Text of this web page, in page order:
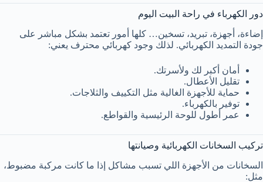
دور الكهرباء في راحة البيت اليوم
إضاءة، أجهزة، تبريد، تسخين… كلها أمور تعتمد بشكل مباشر على
جودة التمديد الكهربائي. لذلك وجود كهربائي محترف يعني:
أمان أكبر لك ولأسرتك.
تقليل الأعطال.
حماية للأجهزة الغالية مثل التكييف والثلاجات.
توفير بالكهرباء.
عمر أطول للوحة الرئيسية والقواطع.
تركيب السخانات الكهربائية وصيانتها
السخانات من الأجهزة اللي تسبب مشاكل إذا ما كانت مركبة مضبوط،
مثل: